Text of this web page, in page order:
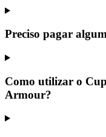
Preciso pagar
Como utilizar o
Armour?